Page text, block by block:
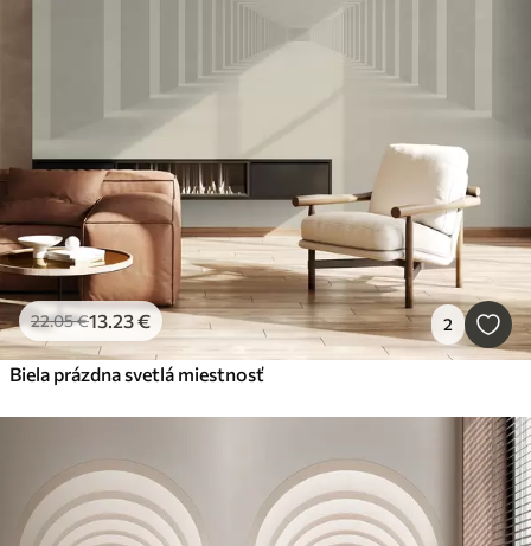
22.05€13.23€ 2
Biela prázdna svetlá miestnosť